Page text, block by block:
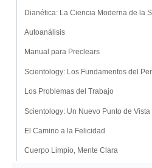
Dianética: La Ciencia Moderna de la
Autoanálisis
Manual para Preclears
Scientology: Los Fundamentos del
Los Problemas del Trabajo
Scientology: Un Nuevo Punto de
El Camino a la Felicidad
Cuerpo Limpio, Mente Clara